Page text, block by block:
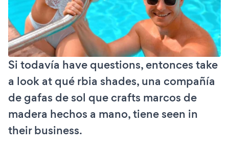
Si todavía have questions, entonces take
a look at qué rbia shades, una compañía
de gafas de sol que crafts marcos de
madera hechos a mano, tiene seen in
their business.